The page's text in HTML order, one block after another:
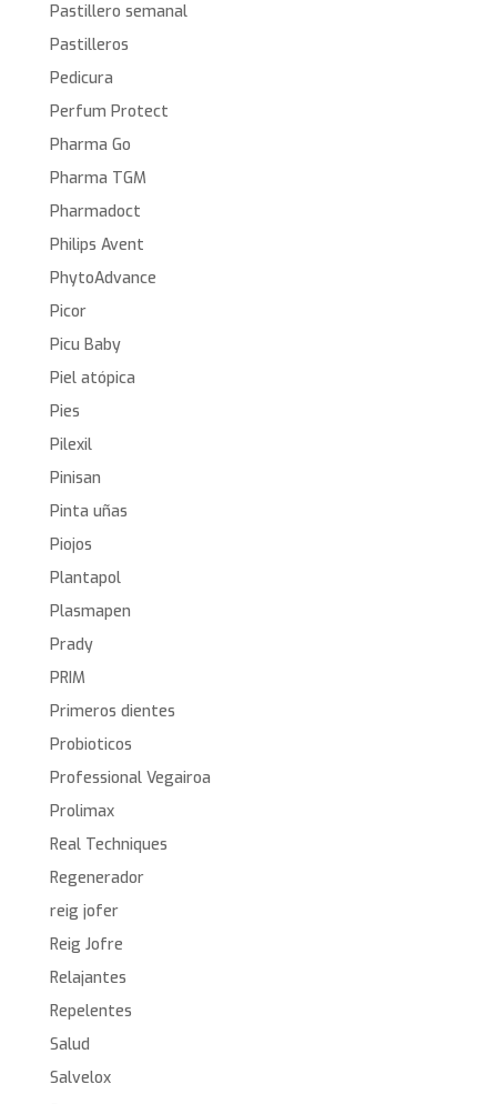
Pastillero semanal
Pastilleros
Pedicura
Perfum Protect
Pharma Go
Pharma TGM
Pharmadoct
Philips Avent
PhytoAdvance
Picor
Picu Baby
Piel atópica
Pies
Pilexil
Pinisan
Pinta uñas
Piojos
Plantapol
Plasmapen
Prady
PRIM
Primeros dientes
Probioticos
Professional Vegairoa
Prolimax
Real Techniques
Regenerador
reig jofer
Reig Jofre
Relajantes
Repelentes
Salud
Salvelox